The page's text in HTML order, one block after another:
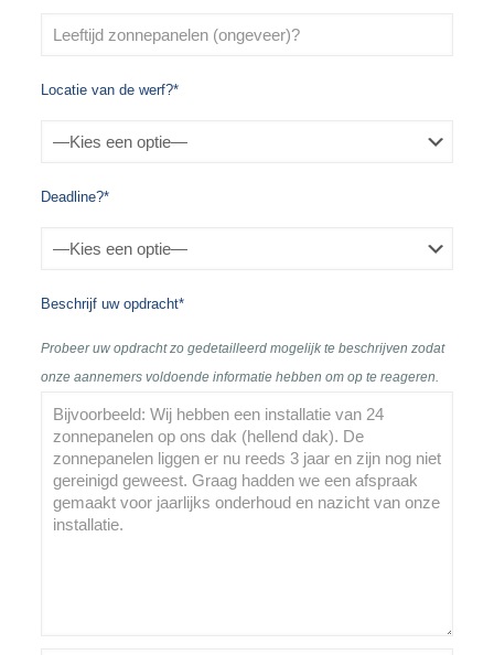
Locatie van de werf?*
Deadline?*
Beschrijf uw opdracht*
Probeer uw opdracht zo gedetailleerd mogelijk te beschrijven zodat
onze aannemers voldoende informatie hebben om op te reageren.